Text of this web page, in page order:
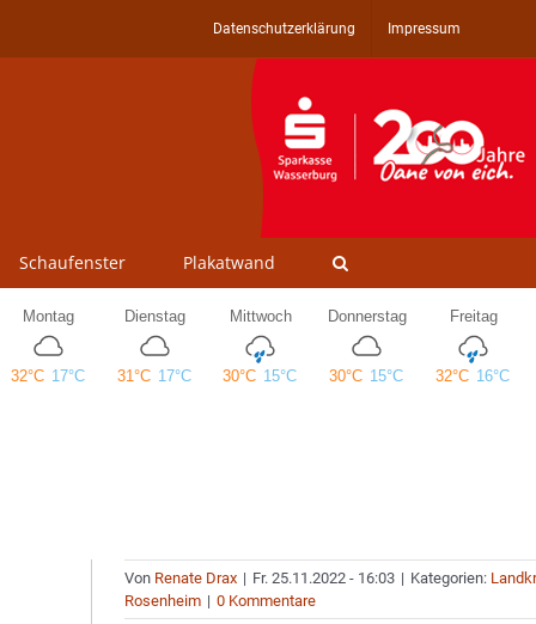
Datenschutzerklärung Impressum
Schaufenster Plakatwand
Von Renate Drax | Fr. 25.11.2022 - 16:03 | Kategorien:
Rosenheim | 0 Kommentare